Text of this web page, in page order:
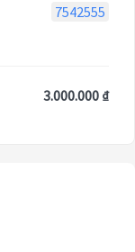
7542555
3.000.000 ₫